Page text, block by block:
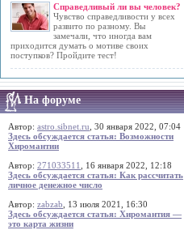
Справедливый ли вы человек?
Чувство справедливости у всех
развито по разному. Вы
замечали, что иногда вам
приходится думать о мотиве своих
поступков? Пройдите тест!
На форуме
Автор: astro.sibnet.ru , 30 января 2022, 07:04
Здесь обсуждается статья: Возможности
Хиромантии
Автор: 271033511
, 16 января 2022, 12:18
Здесь обсуждается статья: Как рассчитать
личное денежное число
Автор: zabzab , 13 июля 2021, 16:30
Здесь обсуждается статья: Хиромантия —
это карта жизни